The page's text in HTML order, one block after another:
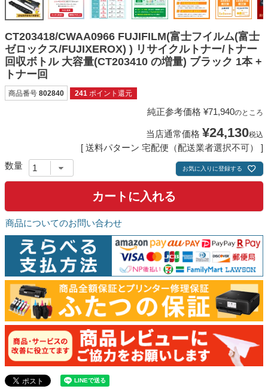
よくある質問
お問い合わせ
会員専用商品
説明書ダウンロード
CT203418/CWAA0966 FUJIFILM(富士フイルム(富士
ゼロックス/FUJIXEROX) ) リサイクルトナー/トナー
回収ボトル 大容量(CT203410 の増量) ブラック 1本 +
トナー回
商品番号 802840 241 ポイント還元
純正参考価格 ¥71,940のところ
当店通常価格 ¥24,130税込
送料パターン 宅配便（配送業者選択不可）
お気に入りに登録する
カートに入れる
商品についてのお問い合わせ